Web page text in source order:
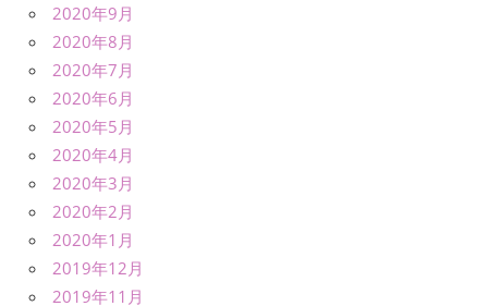
2020年9月
2020年8月
2020年7月
2020年6月
2020年5月
2020年4月
2020年3月
2020年2月
2020年1月
2019年12月
2019年11月